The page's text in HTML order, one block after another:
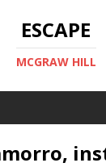
ESCAPE
MCGRAW HILL